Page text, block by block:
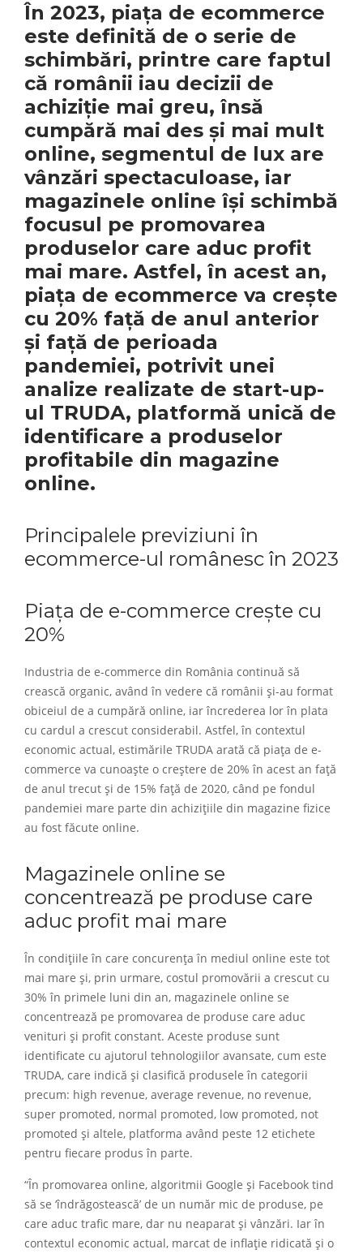
În 2023, piața de ecommerce
este definită de o serie de
schimbări, printre care faptul
că românii iau decizii de
achiziție mai greu, însă
cumpără mai des și mai mult
online, segmentul de lux are
vânzări spectaculoase, iar
magazinele online își schimbă
focusul pe promovarea
produselor care aduc profit
mai mare. Astfel, în acest an,
piața de ecommerce va crește
cu 20% față de anul anterior
și față de perioada
pandemiei, potrivit unei
analize realizate de start-up-
ul TRUDA, platformă unică de
identificare a produselor
profitabile din magazine
online.
Principalele previziuni în
ecommerce-ul românesc în 2023
Piața de e-commerce crește cu
20%
Industria de e-commerce din România continuă să
crească organic, având în vedere că românii și-au format
obiceiul de a cumpără online, iar încrederea lor în plata
cu cardul a crescut considerabil. Astfel, în contextul
economic actual, estimările TRUDA arată că piața de e-
commerce va cunoaște o creștere de 20% în acest an față
de anul trecut și de 15% față de 2020, când pe fondul
pandemiei mare parte din achizițiile din magazine fizice
au fost făcute online.
Magazinele online se
concentrează pe produse care
aduc profit mai mare
În condițiile în care concurența în mediul online este tot
mai mare și, prin urmare, costul promovării a crescut cu
30% în primele luni din an, magazinele online se
concentrează pe promovarea de produse care aduc
venituri și profit constant. Aceste produse sunt
identificate cu ajutorul tehnologiilor avansate, cum este
TRUDA, care indică și clasifică produsele în categorii
precum: high revenue, average revenue, no revenue,
super promoted, normal promoted, low promoted, not
promoted și altele, platforma având peste 12 etichete
pentru fiecare produs în parte.
“În promovarea online, algoritmii Google și Facebook tind
să se ‘îndrăgostească’ de un număr mic de produse, pe
care aduc trafic mare, dar nu neaparat și vânzări. Iar în
contextul economic actual, marcat de inflație ridicată și o